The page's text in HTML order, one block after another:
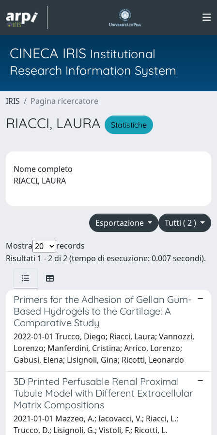
CINECA IRIS Institutional
Research Information System
IRIS Pagina ricercatore
RIACCI, LAURA Statistiche
Nome completo
RIACCI, LAURA
Tutti ( 2 )
Esportazione
Mostra
records
Risultati 1 - 2 di 2 (tempo di esecuzione: 0.007 secondi).
Primers for the Adhesion of Gellan Gum-
Based Hydrogels to the Cartilage: A
Comparative Study
2022-01-01 Trucco, Diego; Riacci, Laura; Vannozzi,
Lorenzo; Manferdini, Cristina; Arrico, Lorenzo;
Gabusi, Elena; Lisignoli, Gina; Ricotti, Leonardo
3D Printed Perfusable Renal Proximal
Tubule Model with Different Extracellular
Matrix Compositions
2021-01-01 Mazzeo, A.; Iacovacci, V.; Riacci, L.;
Trucco, D.; Lisignoli, G.; Vistoli, F.; Ricotti, L.